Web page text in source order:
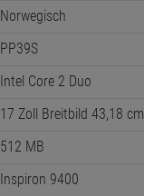
Norwegisch
PP39S
Intel Core 2 Duo
17 Zoll Breitbild 43,18 cm
512 MB
Inspiron 9400